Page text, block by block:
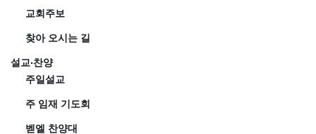
교회주보
찾아 오시는 길
설교·찬양
주일설교
주 임재 기도회
벧엘 찬양대